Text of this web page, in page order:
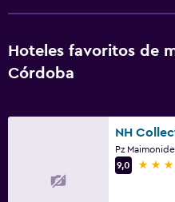
Hoteles favoritos de
Córdoba
9,0
5